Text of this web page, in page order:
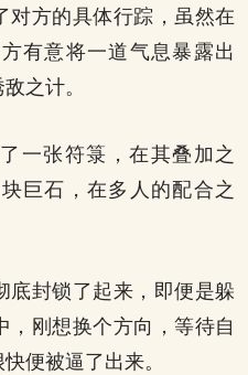
对方的具体行踪，虽然在
有意将一道气息暴露出
之计。
一张符箓，在其叠加之
巨石，在多人的配合之
底封锁了起来，即便是躲
，刚想换个方向，等待自
便被逼了出来。